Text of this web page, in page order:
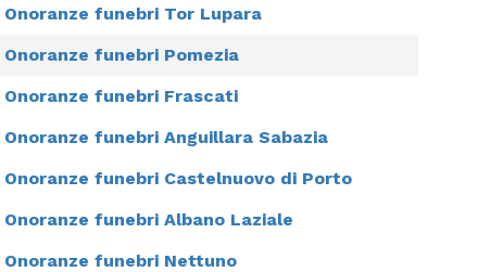
Onoranze funebri Tor Lupara
Onoranze funebri Pomezia
Onoranze funebri Frascati
Onoranze funebri Anguillara Sabazia
Onoranze funebri Castelnuovo di Porto
Onoranze funebri Albano Laziale
Onoranze funebri Nettuno